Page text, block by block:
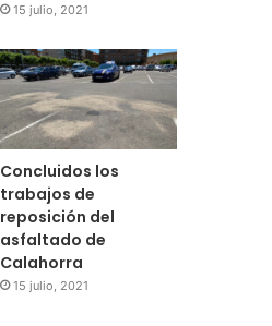
15 julio, 2021
Concluidos los
trabajos de
reposición del
asfaltado de
Calahorra
15 julio, 2021